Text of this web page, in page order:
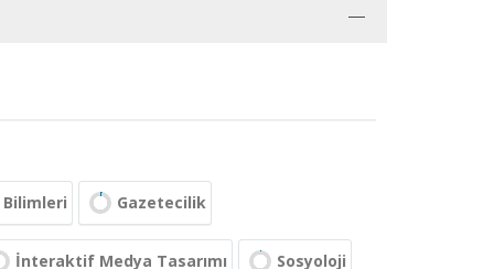
Gazetecilik
İnteraktif Medya Tasarımı Sosyoloji